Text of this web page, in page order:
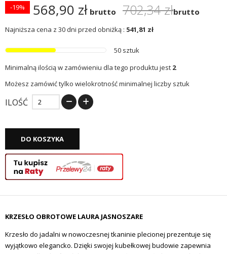
568,90 zł brutto 702,34 złbrutto
-19%
Najniższa cena z 30 dni przed obniżką : 541,81 zł
50 sztuk
Minimalną ilością w zamówieniu dla tego produktu jest 2
Możesz zamówić tylko wielokrotność minimalnej liczby sztuk
ILOŚĆ
DO KOSZYKA
KRZESŁO OBROTOWE LAURA JASNOSZARE
Krzesło do jadalni w nowoczesnej tkaninie plecionej prezentuje się
wyjątkowo elegancko. Dzięki swojej kubełkowej budowie zapewnia